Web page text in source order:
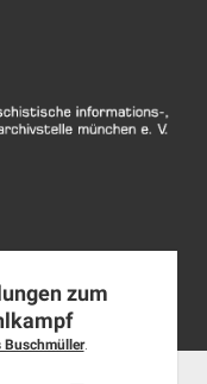
archiv.de
zum
Buschmüller.